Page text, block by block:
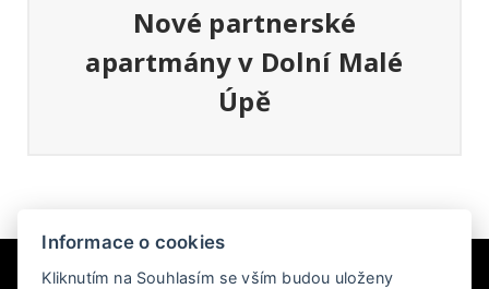
Nové partnerské
apartmány v Dolní Malé
Úpě
Informace o cookies
Kliknutím na Souhlasím se vším budou uloženy